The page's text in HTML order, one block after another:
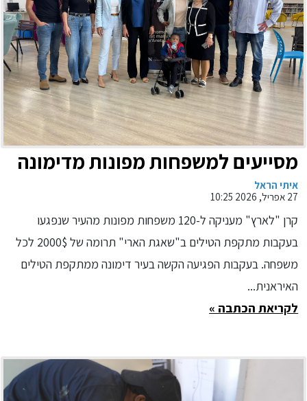
מסייעים למשפחות מפונות מדימונה
איתי הראל
27 אפריל, 2026 10:25
קרן "לארץ" מעניקה ל-120 משפחות מפונות מהעיר שנפגעו
בעקבות מתקפת הטילים ב"שאגת הארי" תרומה של 2000$ לכל
משפחה. בעקבות הפגיעה הקשה בעיר דימונה ממתקפת הטילים
האיראנית...
לקריאת הכתבה »